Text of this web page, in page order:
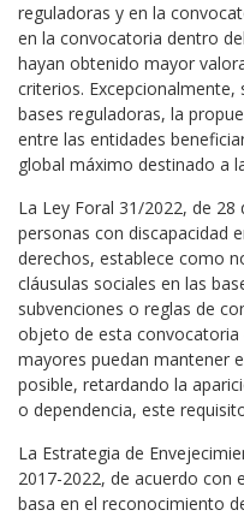
reguladoras y en la
en la convocatoria dentro
hayan obtenido mayor
criterios. Excepcionalmente,
bases reguladoras, la
entre las entidades
global máximo destinado a
La Ley Foral 31/2022, de
personas con discapacidad
derechos, establece como
cláusulas sociales en las
subvenciones o reglas de
objeto de esta convocatoria
mayores puedan mantener
posible, retardando la
o dependencia, este
La Estrategia de
2017-2022, de acuerdo con
basa en el reconocimiento